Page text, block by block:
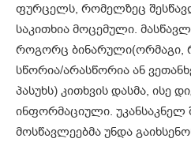
ფურცელს, რომელზეც
საკითხია მოცემული.
როგორც ბინარული(ორმაგი,
სწორია/არასწორია ან
პასუხს) კითხვის დასმა, ისე
ინფორმაციული. უკანსაკნელ
მოსწავლეებმა უნდა